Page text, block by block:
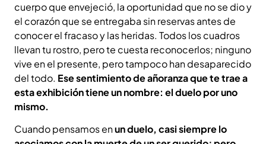
cuerpo que envejeció, la oportunidad que no se dio y
el corazón que se entregaba sin reservas antes de
conocer el fracaso y las heridas. Todos los cuadros
llevan tu rostro, pero te cuesta reconocerlos; ninguno
vive en el presente, pero tampoco han desaparecido
del todo. Ese sentimiento de añoranza que te trae a
esta exhibición tiene un nombre: el duelo por uno
mismo.
Cuando pensamos enun duelo, casi siempre lo